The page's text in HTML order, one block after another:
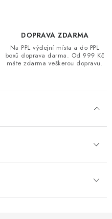
DOPRAVA ZDARMA
Na PPL výdejní místa a do PPL
boxů doprava darma. Od 999 Kč
máte zdarma veškerou dopravu.